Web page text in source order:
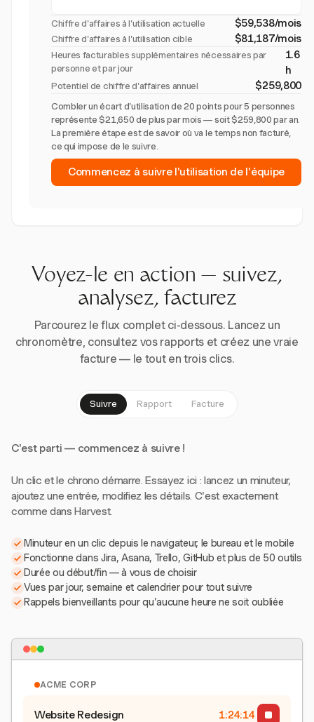
Chiffre d'affaires à l'utilisation actuelle $59,538/mois
Chiffre d'affaires à l'utilisation cible $81,187/mois
Heures facturables supplémentaires nécessaires par
personne et par jour
1.6
h
Potentiel de chiffre d'affaires annuel $259,800
Combler un écart d'utilisation de 20 points pour 5 personnes
représente $21,650 de plus par mois — soit $259,800 par an.
La première étape est de savoir où va le temps non facturé,
ce qui impose de le suivre.
Commencez à suivre l'utilisation de l'équipe
Voyez-le en action — suivez,
analysez, facturez
Parcourez le flux complet ci-dessous. Lancez un
chronomètre, consultez vos rapports et créez une vraie
facture — le tout en trois clics.
Suivre Rapport Facture
C'est parti — commencez à suivre !
Un clic et le chrono démarre. Essayez ici : lancez un minuteur,
ajoutez une entrée, modifiez les détails. C'est exactement
comme dans Harvest.
Minuteur en un clic depuis le navigateur, le bureau et le mobile
Fonctionne dans Jira, Asana, Trello, GitHub et plus de 50 outils
Durée ou début/fin — à vous de choisir
Vues par jour, semaine et calendrier pour tout suivre
Rappels bienveillants pour qu'aucune heure ne soit oubliée
ACME CORP
Website Redesign 1:24:15